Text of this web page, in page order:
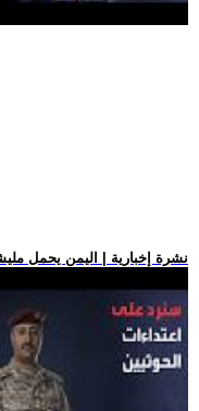
.. نشرة إخبارية | اليمن يحمل